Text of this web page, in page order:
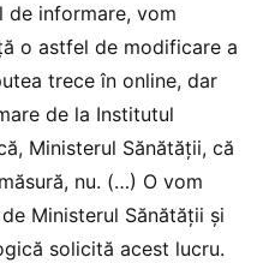
de informare, vom
o astfel de modificare a
trece în online, dar
de la Institutul
Ministerul Sănătății, că
nu. (…) O vom
Ministerul Sănătății și
solicită acest lucru.